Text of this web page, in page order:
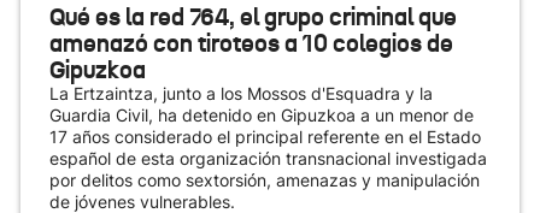
Qué es la red 764, el grupo criminal que
amenazó con tiroteos a 10 colegios de
Gipuzkoa
La Ertzaintza, junto a los Mossos d'Esquadra y la
Guardia Civil, ha detenido en Gipuzkoa a un menor de
17 años considerado el principal referente en el Estado
español de esta organización transnacional investigada
por delitos como sextorsión, amenazas y manipulación
de jóvenes vulnerables.